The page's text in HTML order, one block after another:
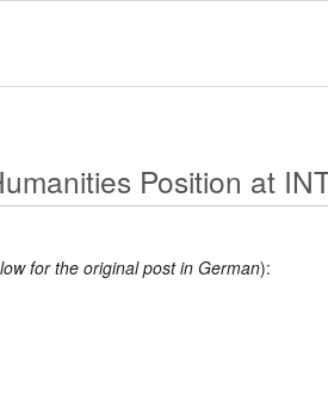
Position at
for the original post in German):